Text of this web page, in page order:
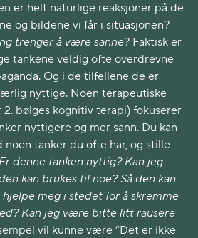
er helt naturlige reaksjoner på de
og bildene vi får i situasjonen?
trenger å være sanne? Faktisk er
tankene veldig ofte overdrevne
Og i de tilfellene de er
nyttige. Noen terapeutiske
bølges kognitiv terapi) fokuserer
nyttigere og mer sann. Du kan
noen tanker du ofte har, og stille
Er denne tanken nyttig? Kan jeg
kan brukes til noe? Så den kan
meg i stedet for å skremme
Kan jeg være bitte litt rausere
vil kunne være ”Det er ikke